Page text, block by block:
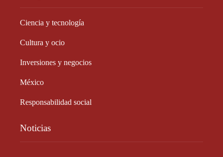
Ciencia y tecnología
Cultura y ocio
Inversiones y negocios
México
Responsabilidad social
Noticias